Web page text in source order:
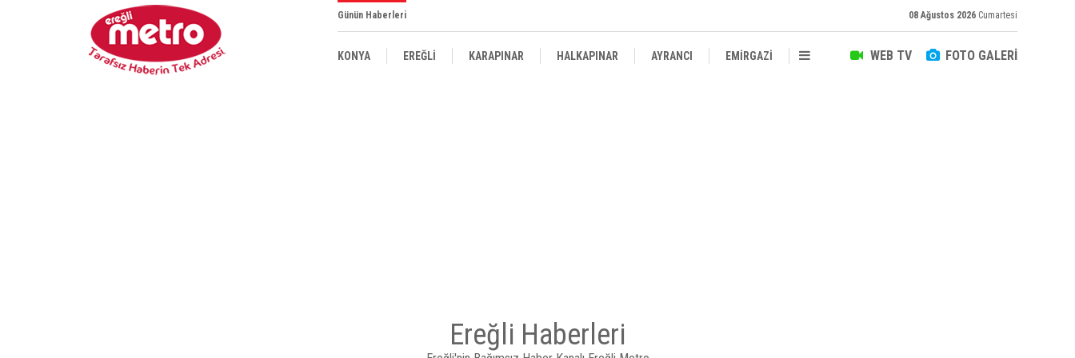
Günün Haberleri 08 Ağustos 2026 Cumartesi
WEB TV FOTO GALERİ
KONYA EREĞLİ KARAPINAR HALKAPINAR AYRANCI EMİRGAZİ
Ereğli Haberleri